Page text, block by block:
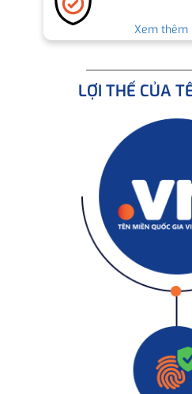
Xem
LỢI THẾ CỦA